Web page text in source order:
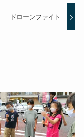
ドローンファイト